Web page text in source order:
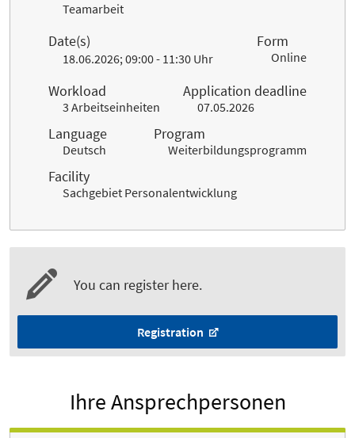
Teamarbeit
Date(s)
18.06.2026; 09:00 - 11:30 Uhr
Form
Online
Workload
3 Arbeitseinheiten
Application deadline
07.05.2026
Language
Deutsch
Program
Weiterbildungsprogramm
Facility
Sachgebiet Personalentwicklung
You can register here.
Registration
Ihre Ansprechpersonen